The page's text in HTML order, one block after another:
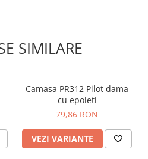
SIMILARE
Camasa PR312 Pilot dama
cu epoleti
79,86 RON
VEZI VARIANTE